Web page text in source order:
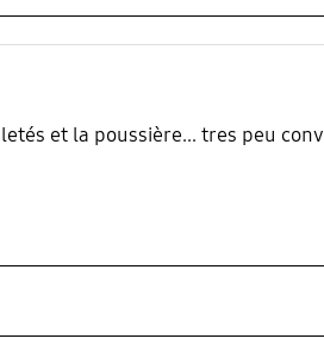
et la poussière... tres peu